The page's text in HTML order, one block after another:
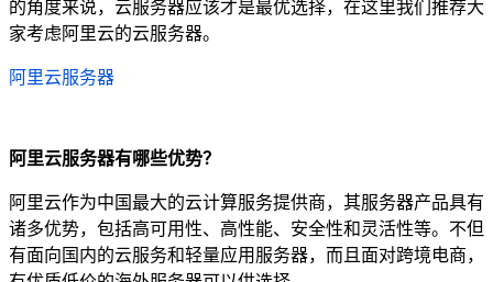
的角度来说，云服务器应该才是最优选择，在这里我们推荐大
家考虑阿里云的云服务器。
阿里云服务器
阿里云服务器有哪些优势？
阿里云作为中国最大的云计算服务提供商，其服务器产品具有
诸多优势，包括高可用性、高性能、安全性和灵活性等。不但
有面向国内的云服务和轻量应用服务器，而且面对跨境电商，